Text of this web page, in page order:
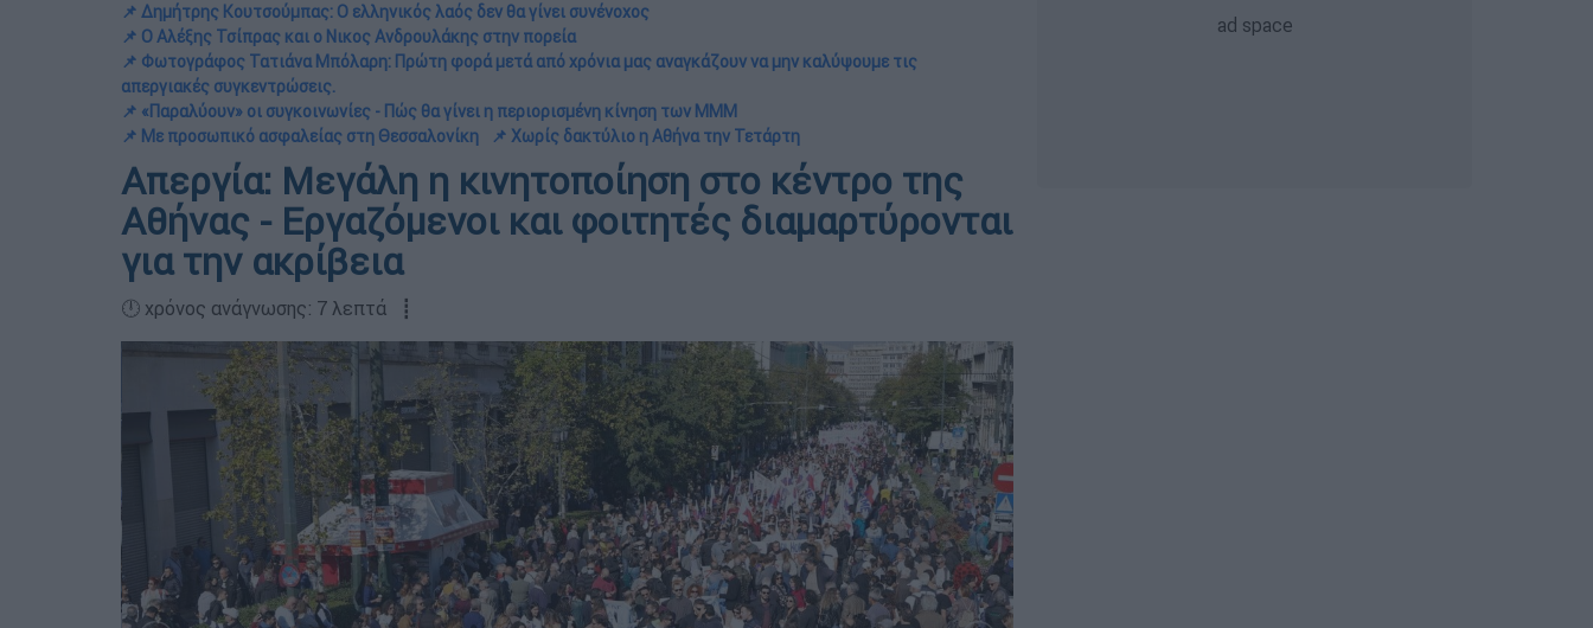
📌 Δημήτρης Κουτσούμπας: Ο ελληνικός λαός δεν θα γίνει συνένοχος
📌 Ο Αλέξης Τσίπρας και ο Νικος Ανδρουλάκης στην πορεία
📌 Φωτογράφος Τατιάνα Μπόλαρη: Πρώτη φορά μετά από χρόνια μας αναγκάζουν να μην καλύψουμε τις
απεργιακές συγκεντρώσεις.
📌 «Παραλύουν» οι συγκοινωνίες - Πώς θα γίνει η περιορισμένη κίνηση των MMM
📌 Με προσωπικό ασφαλείας στη Θεσσαλονίκη
📌 Χωρίς δακτύλιο η Αθήνα την Τετάρτη
Απεργία: Μεγάλη η κινητοποίηση στο κέντρο της
Αθήνας - Εργαζόμενοι και φοιτητές διαμαρτύρονται
για την ακρίβεια
🕛 χρόνος ανάγνωσης: 7 λεπτά ┋